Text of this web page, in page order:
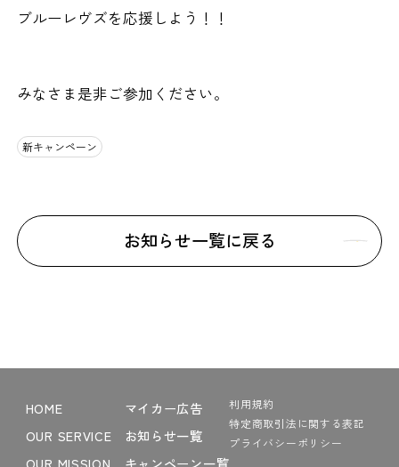
ブルーレヴズを応援しよう！！
みなさま是非ご参加ください。
新キャンペーン
お知らせ一覧に戻る
HOME
OUR SERVICE
OUR MISSION
マイカー広告
お知らせ一覧
キャンペーン一覧
利用規約
特定商取引法に関する表記
プライバシーポリシー